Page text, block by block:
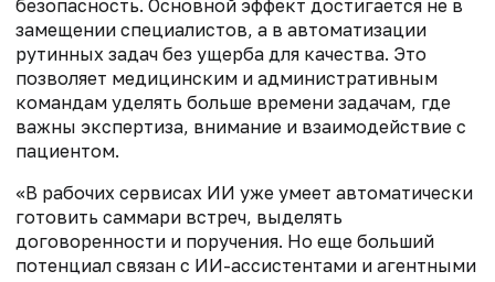
безопасность. Основной эффект достигается не в
замещении специалистов, а в автоматизации
рутинных задач без ущерба для качества. Это
позволяет медицинским и административным
командам уделять больше времени задачам, где
важны экспертиза, внимание и взаимодействие с
пациентом.
«В рабочих сервисах ИИ уже умеет автоматически
готовить саммари встреч, выделять
договоренности и поручения. Но еще больший
потенциал связан с ИИ-ассистентами и агентными